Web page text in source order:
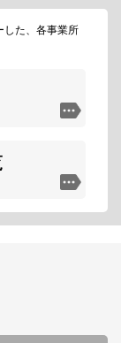
した、各事業所